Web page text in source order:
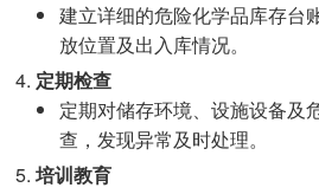
建立详细的危险化学品库存台
放位置及出入库情况。
定期检查
定期对储存环境、设施设备及
查，发现异常及时处理。
培训教育